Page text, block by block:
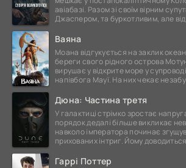
авіабазі. Разом зі своїм вірним
Джаспером, та буркотливим, але
Ваяна
Моана відгукується на заклик
береги свого рідного острова
вирушає у відкрите море у
напівбога Мауї. На них чекає
Дюна: Частина третя
У галактиці стрімко зростає
порядок дедалі більше викликає
навколо імператора починає
прихованих інтриг. Йому
Гаррі Поттер